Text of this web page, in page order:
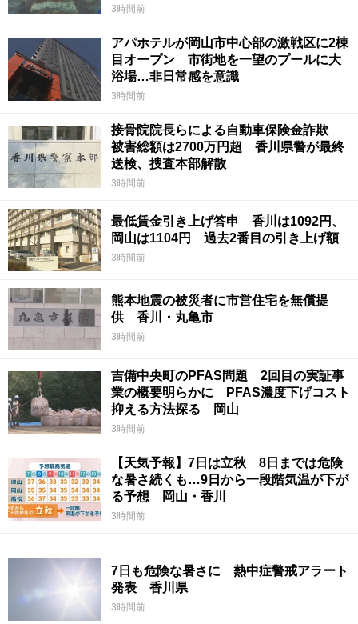
3時間前
アパホテルが岡山市中心部の激戦区に2棟
目オープン 市街地を一望のプールに大
浴場…非日常感を意識
3時間前
接骨院院長らによる自動車保険金詐欺
被害総額は2700万円超 香川県警が最終
送検、捜査本部解散
3時間前
最低賃金引き上げ答申 香川は1092円、
岡山は1104円 過去2番目の引き上げ額
3時間前
熊本地震の被災者に市営住宅を無償提
供 香川・丸亀市
3時間前
吉備中央町のPFAS問題 2回目の実証事
業の概要明らかに PFAS濃度下げコスト
抑える方法探る 岡山
3時間前
【天気予報】7日は立秋 8日までは危険
な暑さ続くも…9日から一段階気温が下が
る予想 岡山・香川
3時間前
7日も危険な暑さに 熱中症警戒アラート
発表 香川県
3時間前